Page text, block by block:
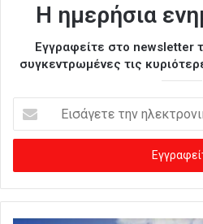
Η ημερήσια
Εγγραφείτε στο newsletter
συγκεντρωμένες τις
σ
γ
ε